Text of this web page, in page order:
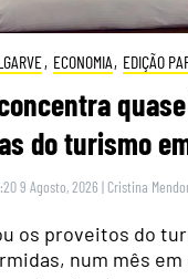
, ECONOMIA, EDIÇÃO
do turismo
9 Agosto, 2026 | Cristina
os proveitos do
num mês